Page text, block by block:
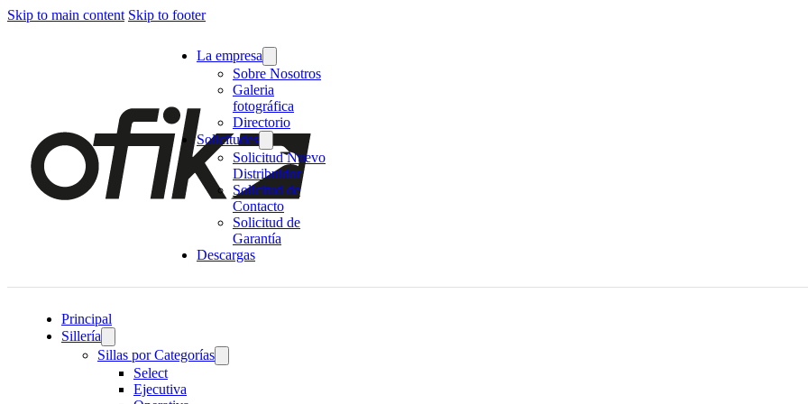
Skip to main content Skip to footer
La empresa
Sobre Nosotros
Galeria
fotográfica
Directorio
Solicitudes
Solicitud Nuevo
Distribuidor
Solicitud de
Contacto
Solicitud de
Garantía
Descargas
Principal
Sillería
Sillas por Categorías
Select
Ejecutiva